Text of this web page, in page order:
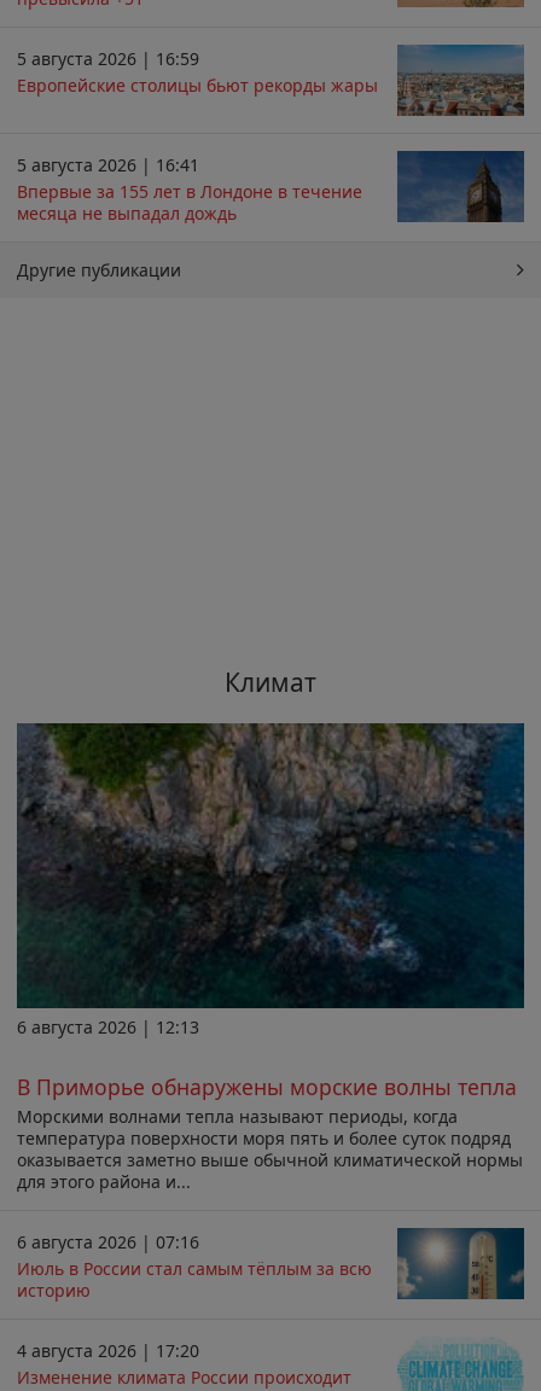
5 августа 2026 | 16:59
Европейские столицы бьют рекорды жары
5 августа 2026 | 16:41
Впервые за 155 лет в Лондоне в течение
месяца не выпадал дождь
Другие публикации
Климат
6 августа 2026 | 12:13
В Приморье обнаружены морские волны тепла
Морскими волнами тепла называют периоды, когда
температура поверхности моря пять и более суток подряд
оказывается заметно выше обычной климатической нормы
для этого района и...
6 августа 2026 | 07:16
Июль в России стал самым тёплым за всю
историю
4 августа 2026 | 17:20
Изменение климата России происходит